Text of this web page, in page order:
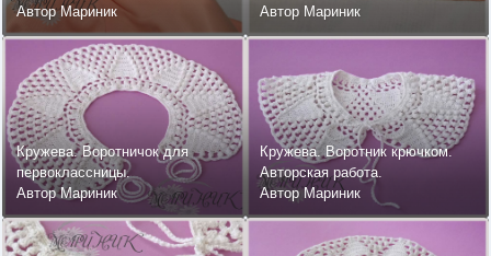
Автор Мариник
Автор Мариник
Кружева. Воротничок для
первоклассницы.
Автор Мариник
Кружева. Воротник крючком.
Авторская работа.
Автор Мариник